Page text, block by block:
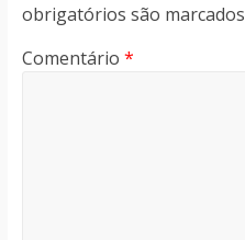
obrigatórios são
Comentário *